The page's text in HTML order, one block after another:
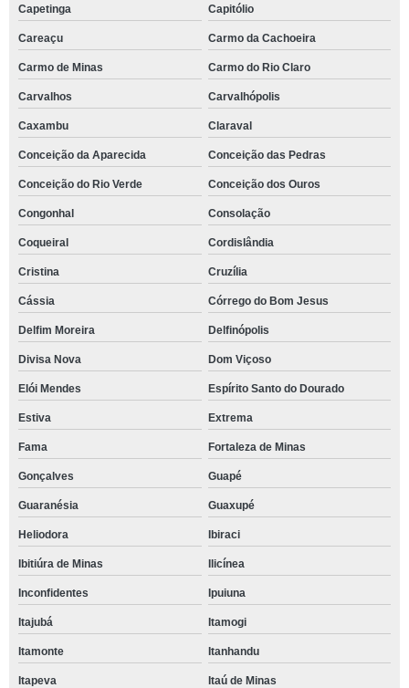
Capetinga Capitólio
Careaçu Carmo da Cachoeira
Carmo de Minas Carmo do Rio Claro
Carvalhos Carvalhópolis
Caxambu Claraval
Conceição da Aparecida Conceição das Pedras
Conceição do Rio Verde Conceição dos Ouros
Congonhal Consolação
Coqueiral Cordislândia
Cristina Cruzília
Cássia Córrego do Bom Jesus
Delfim Moreira Delfinópolis
Divisa Nova Dom Viçoso
Elói Mendes Espírito Santo do Dourado
Estiva Extrema
Fama Fortaleza de Minas
Gonçalves Guapé
Guaranésia Guaxupé
Heliodora Ibiraci
Ibitiúra de Minas Ilicínea
Inconfidentes Ipuiuna
Itajubá Itamogi
Itamonte Itanhandu
Itapeva Itaú de Minas